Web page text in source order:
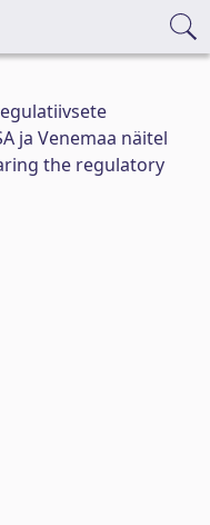
ja Venemaa näitel
the regulatory